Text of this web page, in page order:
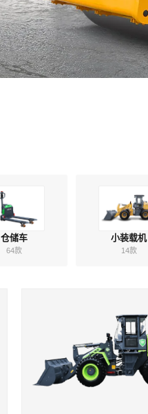
仓储车
64款
小装载机
14款